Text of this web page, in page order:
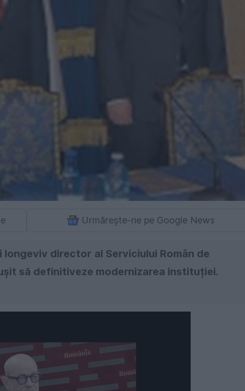
Urmărește-ne pe Google News
director al Serviciului Român de
să definitiveze modernizarea instituției.